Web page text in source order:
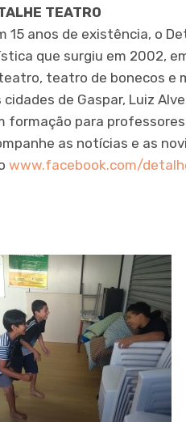
TEATRO
15 anos de existência, o
que surgiu em 2002,
teatro de bonecos e
cidades de Gaspar, Luiz
formação para
as notícias e as
www.facebook.com/